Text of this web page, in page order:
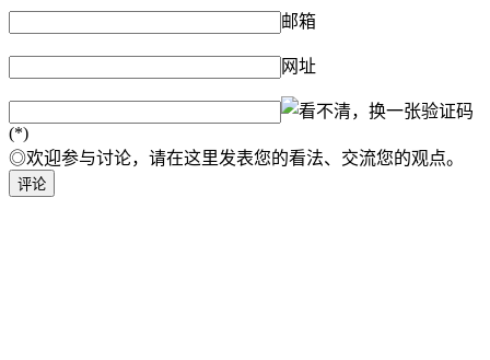
邮箱
网址
验证码
(*)
◎欢迎参与讨论，请在这里发表您的看法、交流您的观点。